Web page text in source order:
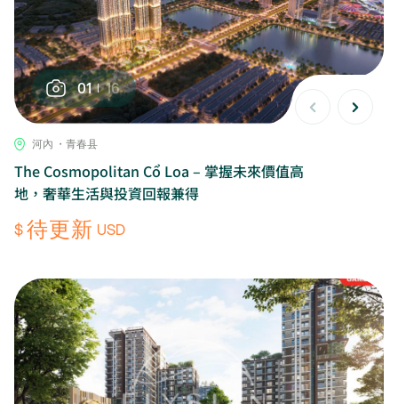
01 16
河內 ・青春县
The Cosmopolitan Cổ Loa – 掌握未來價值高
地，奢華生活與投資回報兼得
$待更新 USD